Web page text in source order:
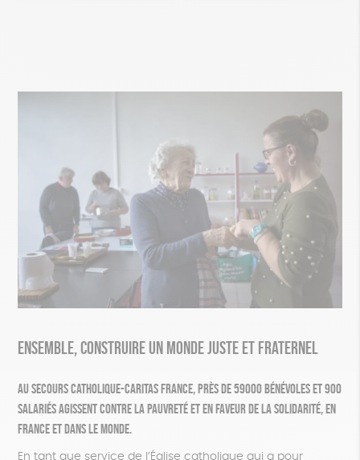
Ensemble, construire un monde juste et fraternel
Au Secours Catholique-Caritas France, près de 59​000 bénévoles et 900
salariés agissent contre la pauvreté et en faveur de la solidarité, en
France et dans le monde.
En tant que service de l’Église catholique qui a pour